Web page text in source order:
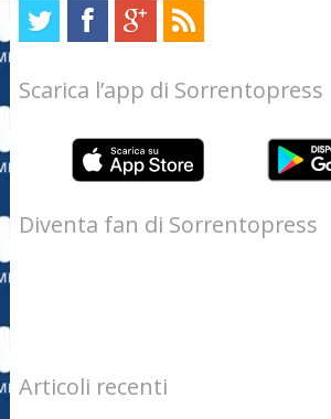
Scarica l’app di Sorrentopress
Diventa fan di Sorrentopress
Articoli recenti